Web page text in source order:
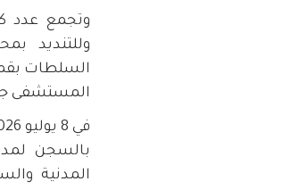
وتجمع عدد
وللتنديد
السلطات
المستشفى
بالسجن
المدنية